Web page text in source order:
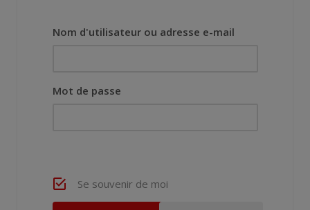
Nom d'utilisateur ou adresse e-mail
Mot de passe
Se souvenir de moi